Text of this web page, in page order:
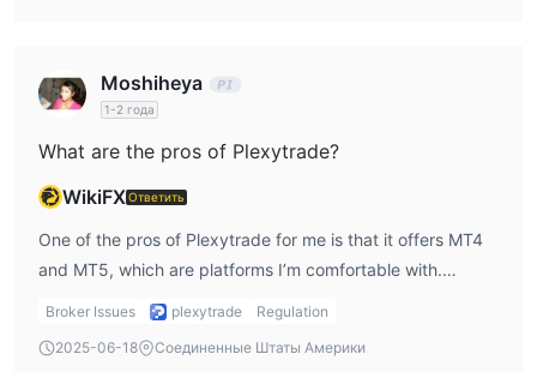
Moshiheya
1-2 года
What are the pros of Plexytrade?
WikiFXОтветить
One of the pros of Plexytrade for me is that it offers MT4
and MT5, which are platforms I’m comfortable with.
Plexytrade’s account types are also flexible, including
different experience levels. Also, their no deposit bonus
Broker Issues plexytrade
Regulation
2025-06-18
Соединенные Штаты Америки